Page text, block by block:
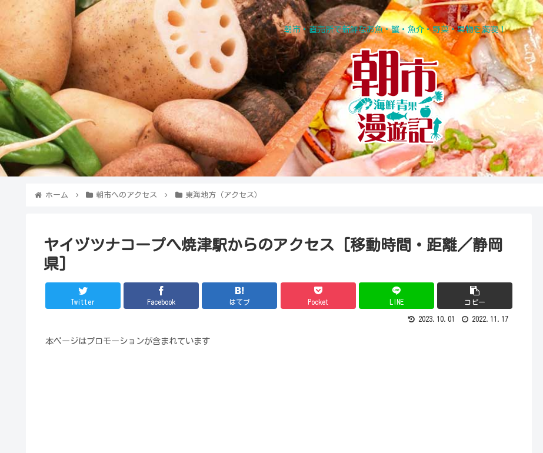
朝市・直売所で新鮮なお魚・蟹・魚介・野菜・果物を満喫！
ホーム 朝市へのアクセス 東海地方（アクセス）
ヤイヅツナコープへ焼津駅からのアクセス [移動時間・距離／静岡
県]
Twitter Facebook はてブ Pocket LINE コピー
2023.10.01 2022.11.17
本ページはプロモーションが含まれています